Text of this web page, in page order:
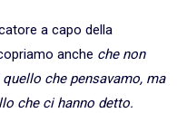
a capo della
anche che non
che pensavamo, ma
che ci hanno detto.